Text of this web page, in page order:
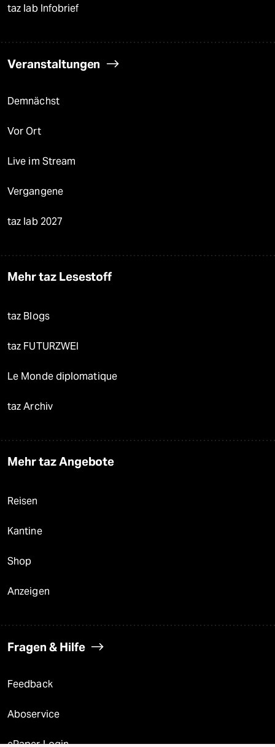
taz lab Infobrief
Veranstaltungen
Demnächst
Vor Ort
Live im Stream
Vergangene
taz lab 2027
Mehr taz Lesestoff
taz Blogs
taz FUTURZWEI
Le Monde diplomatique
taz Archiv
Mehr taz Angebote
Reisen
Kantine
Shop
Anzeigen
Fragen & Hilfe
Feedback
Aboservice
ePaper Login